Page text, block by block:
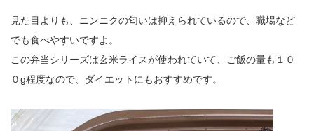
見た目よりも、ニンニクの匂いは抑えられているので、職場など
でも食べやすいですよ。
この弁当シリーズは玄米ライスが使われていて、ご飯の量も１０
０g程度なので、ダイエットにもおすすめです。